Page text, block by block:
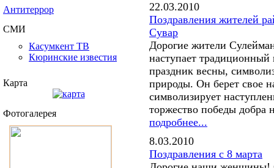
Антитеррор
СМИ
Касумкент ТВ
Кюринские известия
Карта
Фотогалерея
22.03.2010
Поздравления жителей
Сувар
Дорогие жители
наступает
праздник весны,
природы. Он берет свое
символизирует
торжество победы добра
подробнее...
8.03.2010
Поздравления с 8 марта